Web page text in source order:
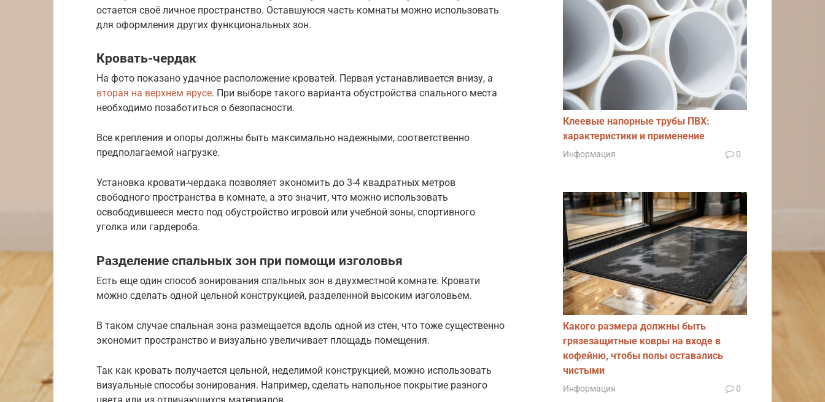
остается своё личное пространство. Оставшуюся часть комнаты можно использовать
для оформления других функциональных зон.
Кровать-чердак
На фото показано удачное расположение кроватей. Первая устанавливается внизу, а
вторая на верхнем ярусе. При выборе такого варианта обустройства спального места
необходимо позаботиться о безопасности.
Все крепления и опоры должны быть максимально надежными, соответственно
предполагаемой нагрузке.
Установка кровати-чердака позволяет экономить до 3-4 квадратных метров
свободного пространства в комнате, а это значит, что можно использовать
освободившееся место под обустройство игровой или учебной зоны, спортивного
уголка или гардероба.
Разделение спальных зон при помощи изголовья
Есть еще один способ зонирования спальных зон в двухместной комнате. Кровати
можно сделать одной цельной конструкцией, разделенной высоким изголовьем.
В таком случае спальная зона размещается вдоль одной из стен, что тоже существенно
экономит пространство и визуально увеличивает площадь помещения.
Так как кровать получается цельной, неделимой конструкцией, можно использовать
визуальные способы зонирования. Например, сделать напольное покрытие разного
Клеевые напорные трубы ПВХ:
характеристики и применение
Информация 0
Какого размера должны быть
грязезащитные ковры на входе в
кофейню, чтобы полы оставались
чистыми
Информация 0